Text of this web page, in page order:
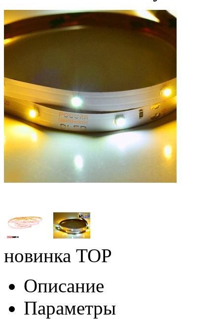
новинка TOP
Описание
Параметры